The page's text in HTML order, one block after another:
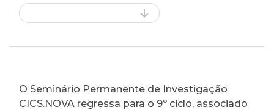
O Seminário Permanente de Investigação
CICS.NOVA regressa para o 9º ciclo, associado